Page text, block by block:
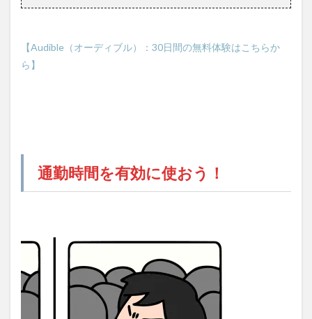
【Audible（オーディブル）：30日間の無料体験はこちらか
ら】
通勤時間を有効に使おう！